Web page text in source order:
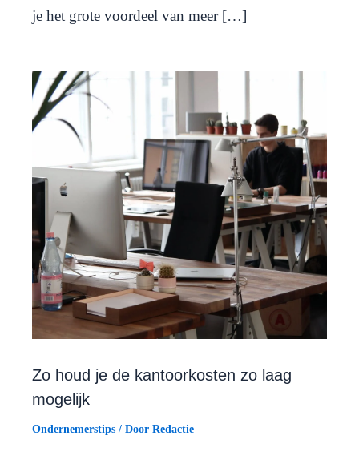
je het grote voordeel van meer […]
Zo houd je de kantoorkosten zo laag
mogelijk
Ondernemerstips / Door Redactie